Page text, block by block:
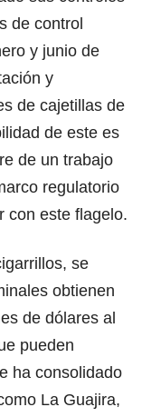
de control
y junio de
y
de cajetillas de
de este es
de un trabajo
regulatorio
con este flagelo.
se
obtienen
de dólares al
pueden
ha consolidado
La Guajira,